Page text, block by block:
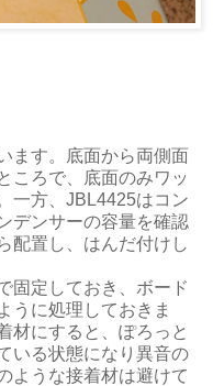
ます。底面から両側面
ころで、底面のみワッ
一方、JBL4425はコン
デンサーの容量を確認
配置し、はんだ付けし
固定しておき、ボード
うに処理しておきま
材にすると、ぽろっと
いる状態になり異音の
ような接着材は避けて